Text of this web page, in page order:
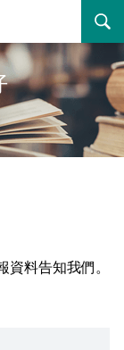
略過字型切
享
料告知我們。